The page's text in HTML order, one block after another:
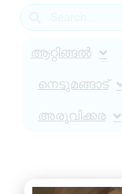
ആറ്റിങ്ങൽ
നെടുമങ്ങാട്
അരുവിക്കര